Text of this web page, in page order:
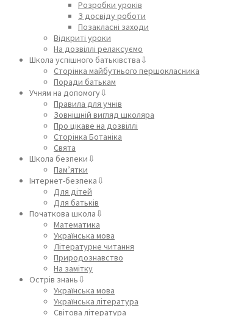
Розробки уроків
З досвіду роботи
Позакласні заходи
Відкриті уроки
На дозвіллі релаксуємо
Школа успішного батьківства⇩
Сторінка майбутнього першокласника
Поради батькам
Учням на допомогу⇩
Правила для учнів
Зовнішній вигляд школяра
Про цікаве на дозвіллі
Сторінка Ботаніка
Свята
Школа безпеки⇩
Пам’ятки
Інтернет-безпека⇩
Для дітей
Для батьків
Початкова школа⇩
Математика
Українська мова
Літературне читання
Природознавство
На замітку
Острів знань⇩
Українська мова
Українська література
Світова література